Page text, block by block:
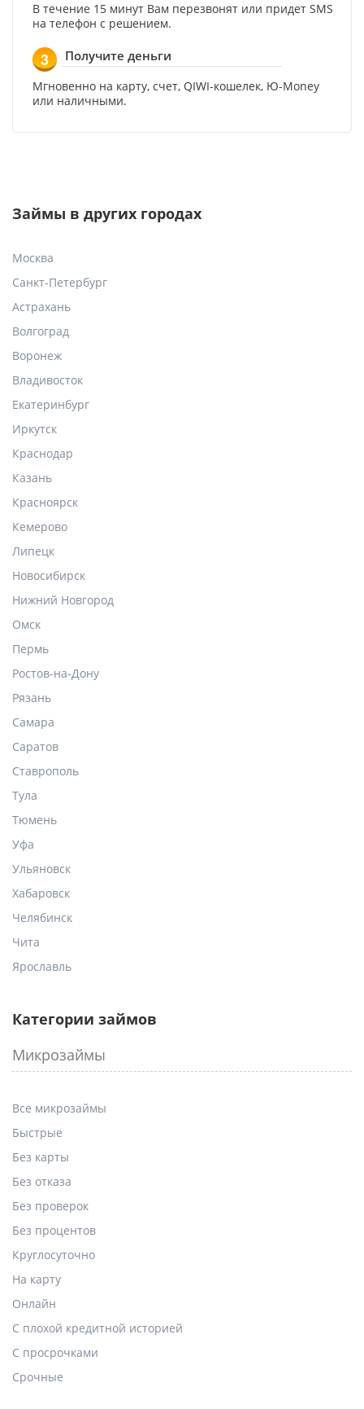
В течение 15 минут Вам перезвонят или придет SMS
на телефон с решением.
3 Получите деньги
Мгновенно на карту, счет, QIWI-кошелек, Ю-Money
или наличными.
Займы в других городах
Москва
Санкт-Петербург
Астрахань
Волгоград
Воронеж
Владивосток
Екатеринбург
Иркутск
Краснодар
Казань
Красноярск
Кемерово
Липецк
Новосибирск
Нижний Новгород
Омск
Пермь
Ростов-на-Дону
Рязань
Самара
Саратов
Ставрополь
Тула
Тюмень
Уфа
Ульяновск
Хабаровск
Челябинск
Чита
Ярославль
Категории займов
Микрозаймы
Все микрозаймы
Быстрые
Без карты
Без отказа
Без проверок
Без процентов
Круглосуточно
На карту
Онлайн
С плохой кредитной историей
С просрочками
Срочные